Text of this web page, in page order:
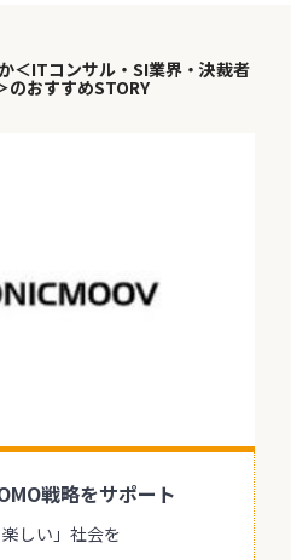
＜ITコンサル・SI業界・決裁者
のおすすめSTORY
戦略をサポート
しい」社会を